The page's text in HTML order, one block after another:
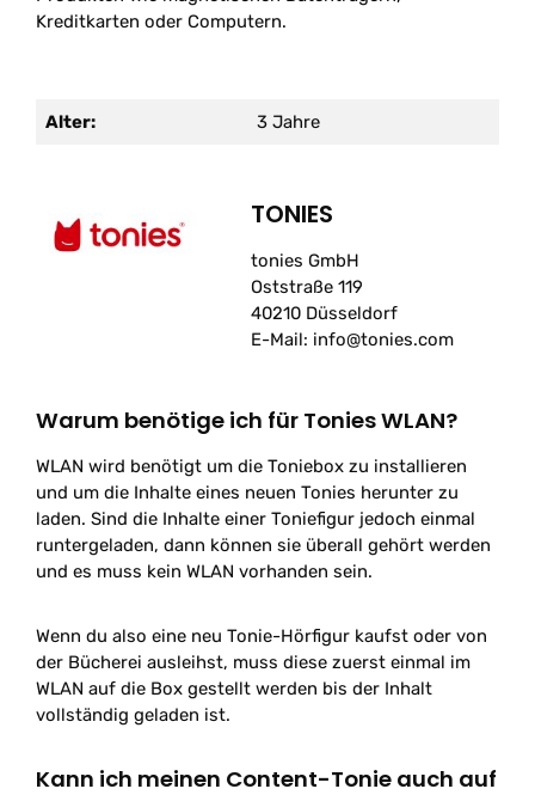
Kreditkarten oder Computern.
Alter: 3 Jahre
TONIES
tonies GmbH
Oststraße 119
40210 Düsseldorf
E-Mail: info@tonies.com
Warum benötige ich für Tonies WLAN?
WLAN wird benötigt um die Toniebox zu installieren
und um die Inhalte eines neuen Tonies herunter zu
laden. Sind die Inhalte einer Toniefigur jedoch einmal
runtergeladen, dann können sie überall gehört werden
und es muss kein WLAN vorhanden sein.
Wenn du also eine neu Tonie-Hörfigur kaufst oder von
der Bücherei ausleihst, muss diese zuerst einmal im
WLAN auf die Box gestellt werden bis der Inhalt
vollständig geladen ist.
Kann ich meinen Content-Tonie auch auf